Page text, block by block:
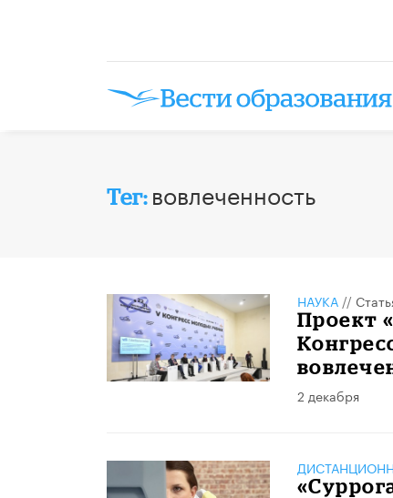
Тег: вовлеченность
НАУКА//
Проект
2 декабря